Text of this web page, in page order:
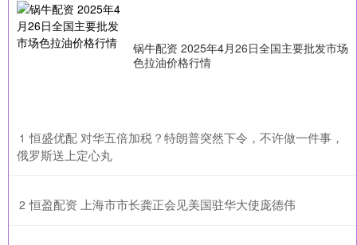
锅牛配资 2025年4月26日全国主要批发市场
色拉油价格行情
1 ​恒盛优配 对华五倍加税？特朗普突然下令，不许做一件事，
俄罗斯送上定心丸
2 ​恒盈配资 上海市市长龚正会见美国驻华大使庞德伟